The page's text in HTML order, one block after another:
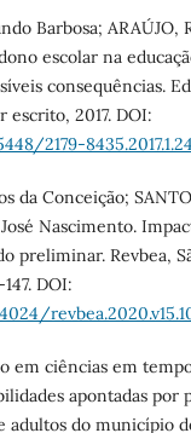
Barbosa; ARAÚJO,
escolar na
consequências.
escrito, 2017. DOI:
2179-
da Conceição;
Nascimento.
preliminar. Revbea,
DOI:
em ciências em
apontadas por
adultos do município